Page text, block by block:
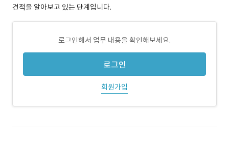
견적을 알아보고 있는 단계입니다.
로그인해서 업무 내용을 확인해보세요.
로그인
회원가입